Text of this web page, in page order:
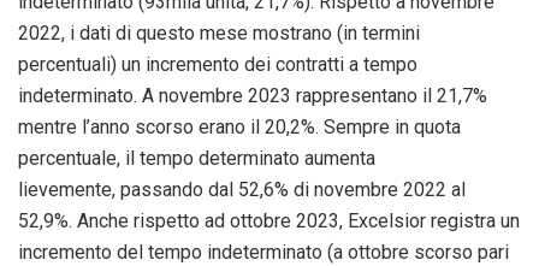
2022, i dati di questo mese mostrano (in termini
percentuali) un incremento dei contratti a tempo
indeterminato. A novembre 2023 rappresentano il 21,7%
mentre l’anno scorso erano il 20,2%. Sempre in quota
percentuale, il tempo determinato aumenta
lievemente, passando dal 52,6% di novembre 2022 al
52,9%. Anche rispetto ad ottobre 2023, Excelsior registra un
incremento del tempo indeterminato (a ottobre scorso pari